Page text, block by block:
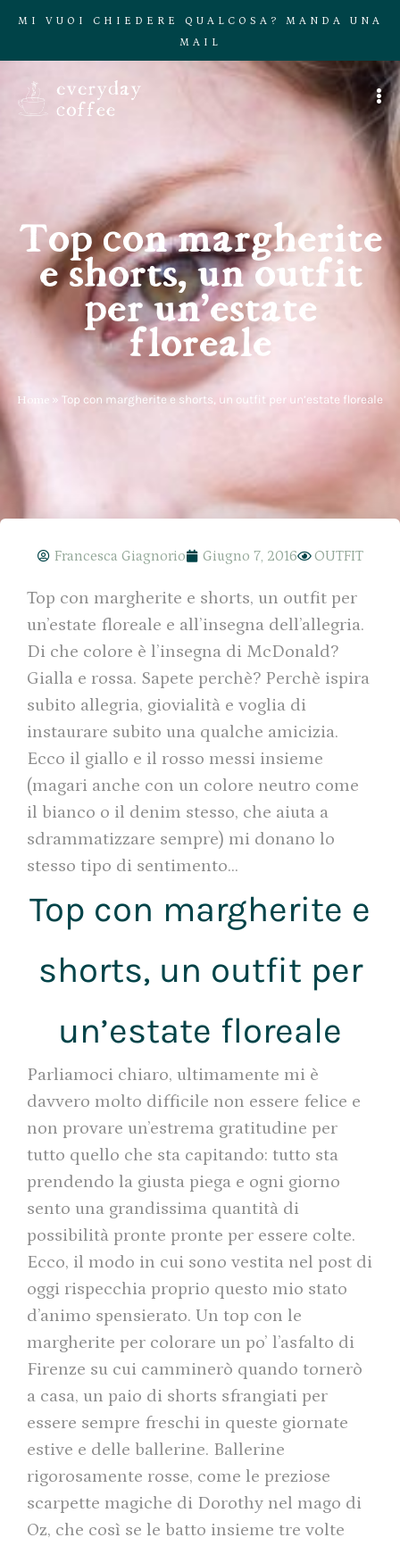
MI VUOI CHIEDERE QUALCOSA? MANDA UNA
MAIL
Top con margherite
e shorts, un outfit
per un’estate
floreale
Home » Top con margherite e shorts, un outfit per un’estate floreale
Francesca Giagnorio Giugno 7, 2016 OUTFIT
Top con margherite e shorts, un outfit per
un’estate floreale e all’insegna dell’allegria.
Di che colore è l’insegna di McDonald?
Gialla e rossa. Sapete perchè? Perchè ispira
subito allegria, giovialità e voglia di
instaurare subito una qualche amicizia.
Ecco il giallo e il rosso messi insieme
(magari anche con un colore neutro come
il bianco o il denim stesso, che aiuta a
sdrammatizzare sempre) mi donano lo
stesso tipo di sentimento…
Top con margherite e
shorts, un outfit per
un’estate floreale
Parliamoci chiaro, ultimamente mi è
davvero molto difficile non essere felice e
non provare un’estrema gratitudine per
tutto quello che sta capitando: tutto sta
prendendo la giusta piega e ogni giorno
sento una grandissima quantità di
possibilità pronte pronte per essere colte.
Ecco, il modo in cui sono vestita nel post di
oggi rispecchia proprio questo mio stato
d’animo spensierato. Un top con le
margherite per colorare un po’ l’asfalto di
Firenze su cui camminerò quando tornerò
a casa, un paio di shorts sfrangiati per
essere sempre freschi in queste giornate
estive e delle ballerine. Ballerine
rigorosamente rosse, come le preziose
scarpette magiche di Dorothy nel mago di
Oz, che così se le batto insieme tre volte